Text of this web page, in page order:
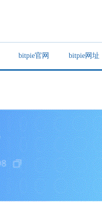
bitpie官网 bitpie网址